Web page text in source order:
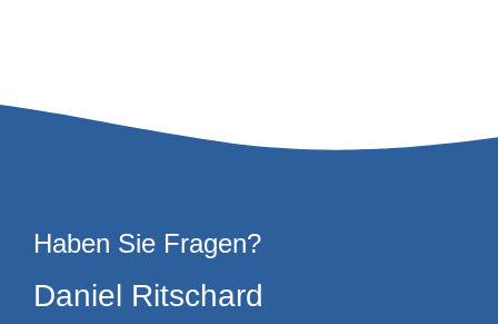
Haben Sie Fragen?
Daniel Ritschard